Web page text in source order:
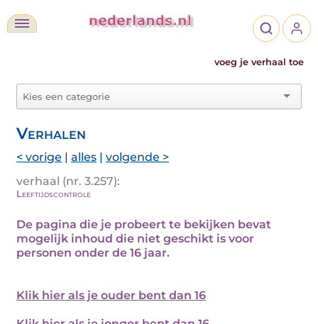
voeg je verhaal toe
Verhalen
< vorige | alles | volgende >
verhaal (nr. 3.257):
Leeftijdscontrole
De pagina die je probeert te bekijken bevat
mogelijk inhoud die niet geschikt is voor
personen onder de 16 jaar.
Klik hier als je ouder bent dan 16